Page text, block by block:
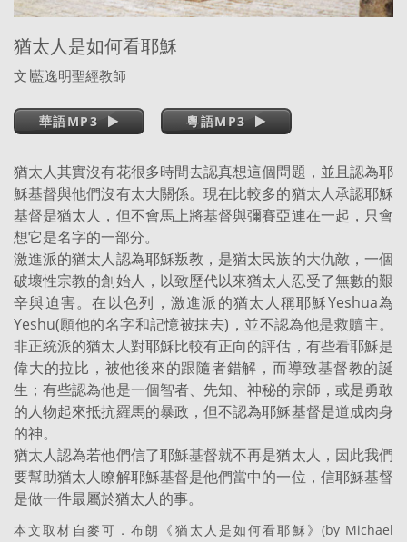
猶太人是如何看耶穌
文 ∣藍逸明聖經教師
華語MP3 粵語MP3
猶太人其實沒有花很多時間去認真想這個問題，並且認為耶
穌基督與他們沒有太大關係。現在比較多的猶太人承認耶穌
基督是猶太人，但不會馬上將基督與彌賽亞連在一起，只會
想它是名字的一部分。
激進派的猶太人認為耶穌叛教，是猶太民族的大仇敵，一個
破壞性宗教的創始人，以致歷代以來猶太人忍受了無數的艱
辛與迫害。在以色列，激進派的猶太人稱耶穌Yeshua為
Yeshu(願他的名字和記憶被抹去)，並不認為他是救贖主。
非正統派的猶太人對耶穌比較有正向的評估，有些看耶穌是
偉大的拉比，被他後來的跟隨者錯解，而導致基督教的誕
生；有些認為他是一個智者、先知、神秘的宗師，或是勇敢
的人物起來抵抗羅馬的暴政，但不認為耶穌基督是道成肉身
的神。
猶太人認為若他們信了耶穌基督就不再是猶太人，因此我們
要幫助猶太人瞭解耶穌基督是他們當中的一位，信耶穌基督
是做一件最屬於猶太人的事。
本文取材自麥可．布朗《猶太人是如何看耶穌》(by Michael